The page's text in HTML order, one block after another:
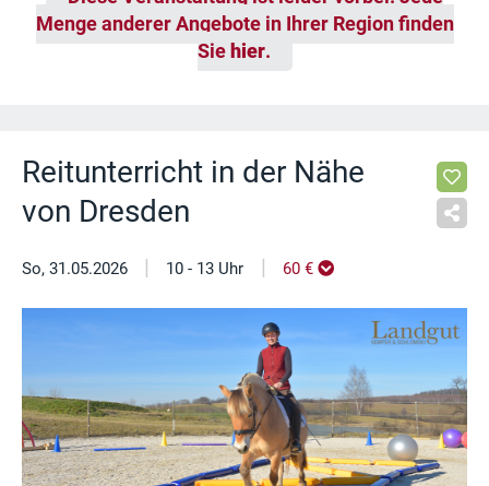
Menge anderer Angebote in Ihrer Region finden
Sie hier.
Reitunterricht in der Nähe
von Dresden
So, 31.05.2026 | 10 - 13 Uhr | 60 €